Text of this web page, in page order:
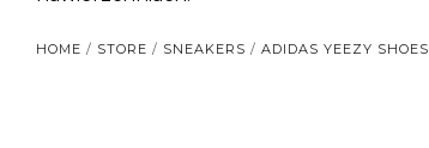
HOME / STORE / SNEAKERS / ADIDAS YEEZY SHOES